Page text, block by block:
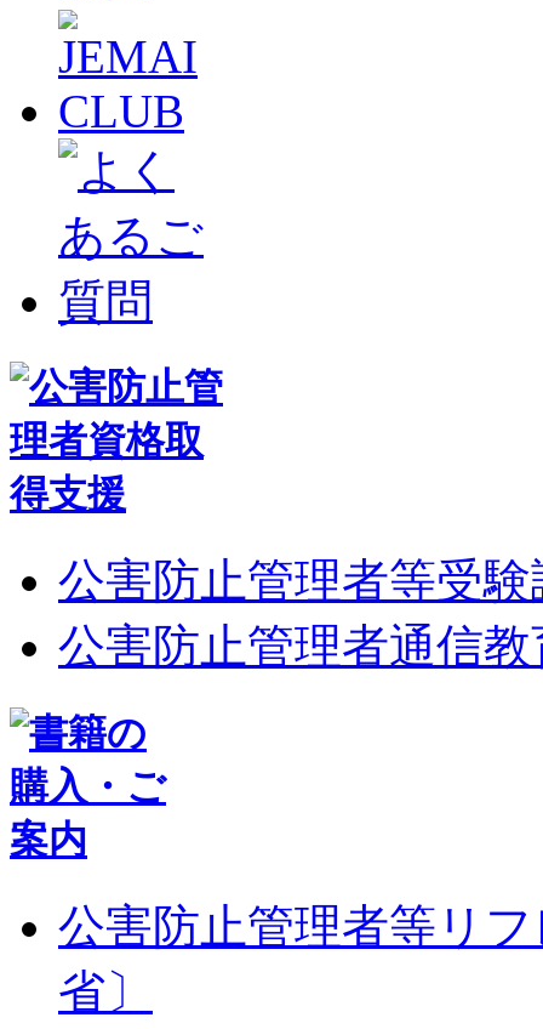
公害防止管理者等受
公害防止管理者通信教
公害防止管理者等リ
省〕